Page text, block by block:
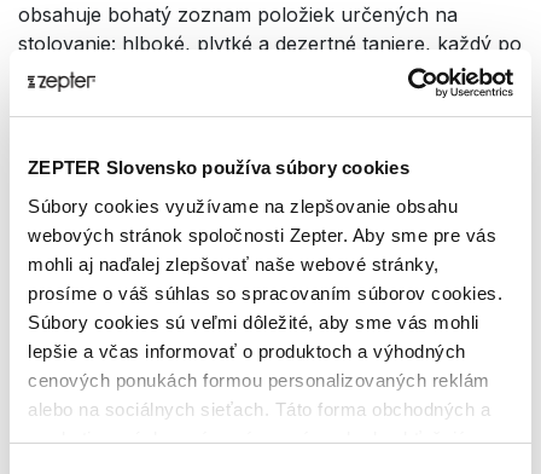
ZEPTER Slovensko používa súbory cookies
Súbory cookies využívame na zlepšovanie obsahu
webových stránok spoločnosti Zepter. Aby sme pre vás
mohli aj naďalej zlepšovať naše webové stránky,
prosíme o váš súhlas so spracovaním súborov cookies.
Súbory cookies sú veľmi dôležité, aby sme vás mohli
lepšie a včas informovať o produktoch a výhodných
cenových ponukách formou personalizovaných reklám
alebo na sociálnych sieťach. Táto forma obchodných a
marketingových oznámení pre vás nebude obťažujúca.
obsahuje bohatý zoznam položiek určených na
stolovanie: hlboké, plytké a dezertné taniere, každý po
12 ks. Tiež jednu polievkovú misu, šalátovú misu,
omáčnik, servírovaciu misu, oválny tanier, soľničku a
kávová kanvica, cukornička a kanvička na mlieko.
KRÁSA ZRODENÁ ZO ZEME A OHŇA
Položky z kolekcie Zepter Masterpiece sú ručne
vyrábané v Bavorsku z tvrdého porcelánu, ktorý je
vďaka vysokému obsahu kaolínu (50-55%) a nízkej
prímesi kremeňa a živca (20% a 30%) odolný voči
poškriabaniu. Pre výrobu tohto exkluzívneho
porcelánu používa spoločnosť Zepter výhradne
postupy vnútorného a vonkajšieho glazovania. Počas
procesu výpalu "vnútornej" glazúry sa